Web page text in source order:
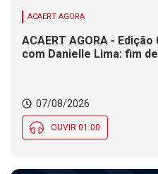
ACAERT AGORA
ACAERT AGORA -
com Danielle Lima: fim
07/08/2026
OUVIR 01:00